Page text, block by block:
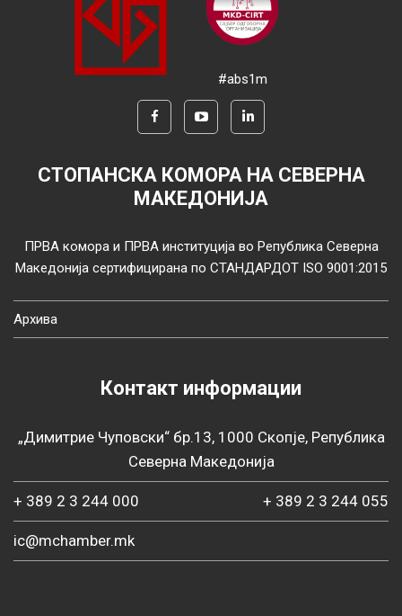
#abs1m
СТОПАНСКА КОМОРА НА СЕВЕРНА
МАКЕДОНИЈА
ПРВА комора и ПРВА институција во Република Северна
Македонија сертифицирана по СТАНДАРДОТ ISO 9001:2015
Архива
Контакт информации
„Димитрие Чуповски“ бр.13, 1000 Скопје, Република
Северна Македонија
+ 389 2 3 244 000 + 389 2 3 244 055
ic@mchamber.mk